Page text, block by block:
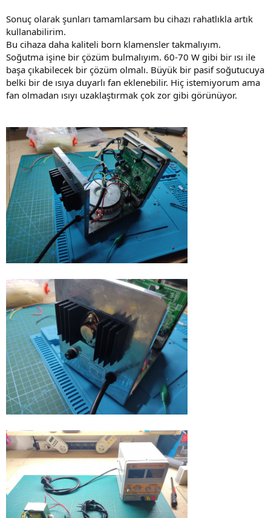
Sonuç olarak şunları tamamlarsam bu cihazı rahatlıkla artık
kullanabilirim.
Bu cihaza daha kaliteli born klamensler takmalıyım.
Soğutma işine bir çözüm bulmalıyım. 60-70 W gibi bir ısı ile
başa çıkabilecek bir çözüm olmalı. Büyük bir pasif soğutucuya
belki bir de ısıya duyarlı fan eklenebilir. Hiç istemiyorum ama
fan olmadan ısıyı uzaklaştırmak çok zor gibi görünüyor.